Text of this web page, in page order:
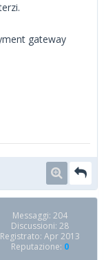
gateway
Messaggi: 204
Discussioni: 28
Registrato: Apr 2013
Reputazione: 0